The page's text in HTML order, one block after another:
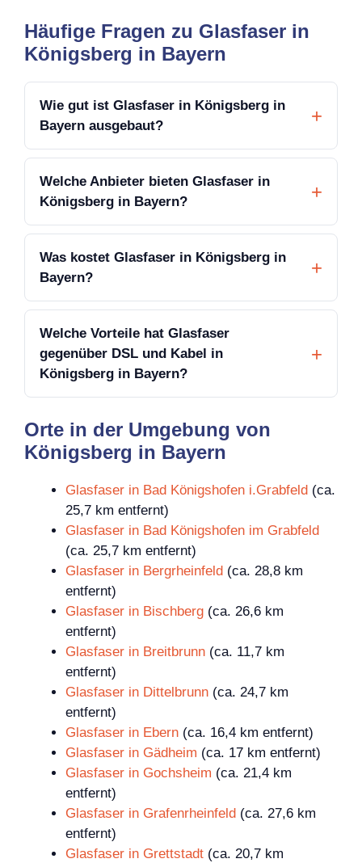
Häufige Fragen zu Glasfaser in
Königsberg in Bayern
Wie gut ist Glasfaser in Königsberg in
Bayern ausgebaut?
Welche Anbieter bieten Glasfaser in
Königsberg in Bayern?
Was kostet Glasfaser in Königsberg in
Bayern?
Welche Vorteile hat Glasfaser
gegenüber DSL und Kabel in
Königsberg in Bayern?
Orte in der Umgebung von
Königsberg in Bayern
Glasfaser in Bad Königshofen i.Grabfeld (ca.
25,7 km entfernt)
Glasfaser in Bad Königshofen im Grabfeld
(ca. 25,7 km entfernt)
Glasfaser in Bergrheinfeld (ca. 28,8 km
entfernt)
Glasfaser in Bischberg (ca. 26,6 km
entfernt)
Glasfaser in Breitbrunn (ca. 11,7 km
entfernt)
Glasfaser in Dittelbrunn (ca. 24,7 km
entfernt)
Glasfaser in Ebern (ca. 16,4 km entfernt)
Glasfaser in Gädheim (ca. 17 km entfernt)
Glasfaser in Gochsheim (ca. 21,4 km
entfernt)
Glasfaser in Grafenrheinfeld (ca. 27,6 km
entfernt)
Glasfaser in Grettstadt (ca. 20,7 km